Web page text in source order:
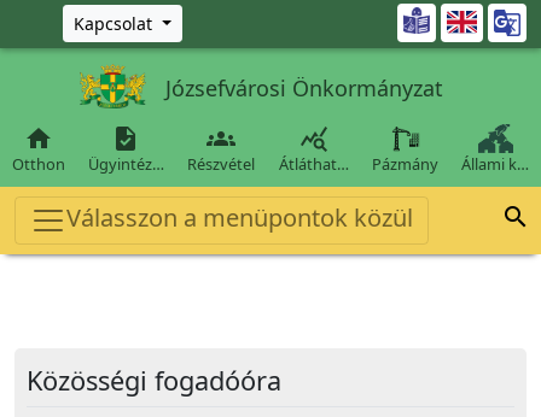
Ugrás a fő tartalomra
Kapcsolat 
Józsefvárosi Önkormányzat

Otthon

Ügyintéz…

Részvétel

Átláthat… Pázmány Állami k…
Válasszon a menüpontok közül 
Közösségi fogadóóra